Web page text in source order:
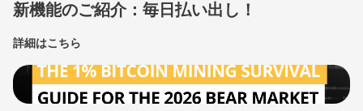
新機能のご紹介：毎日払い出し！
詳細はこちら